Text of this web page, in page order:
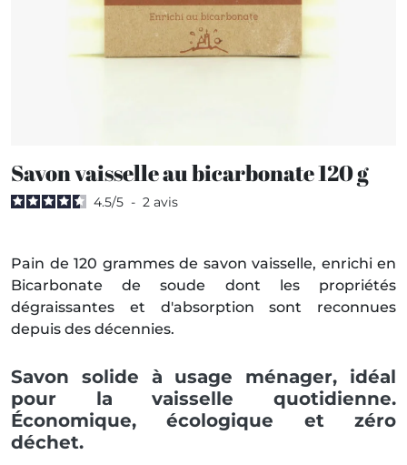
Savon vaisselle au bicarbonate 120 g
4.5/5 - 2 avis
Pain de 120 grammes de savon vaisselle, enrichi en
Bicarbonate de soude dont les propriétés
dégraissantes et d'absorption sont reconnues
depuis des décennies.
Savon solide à usage ménager, idéal
pour la vaisselle quotidienne.
Économique, écologique et zéro
déchet.